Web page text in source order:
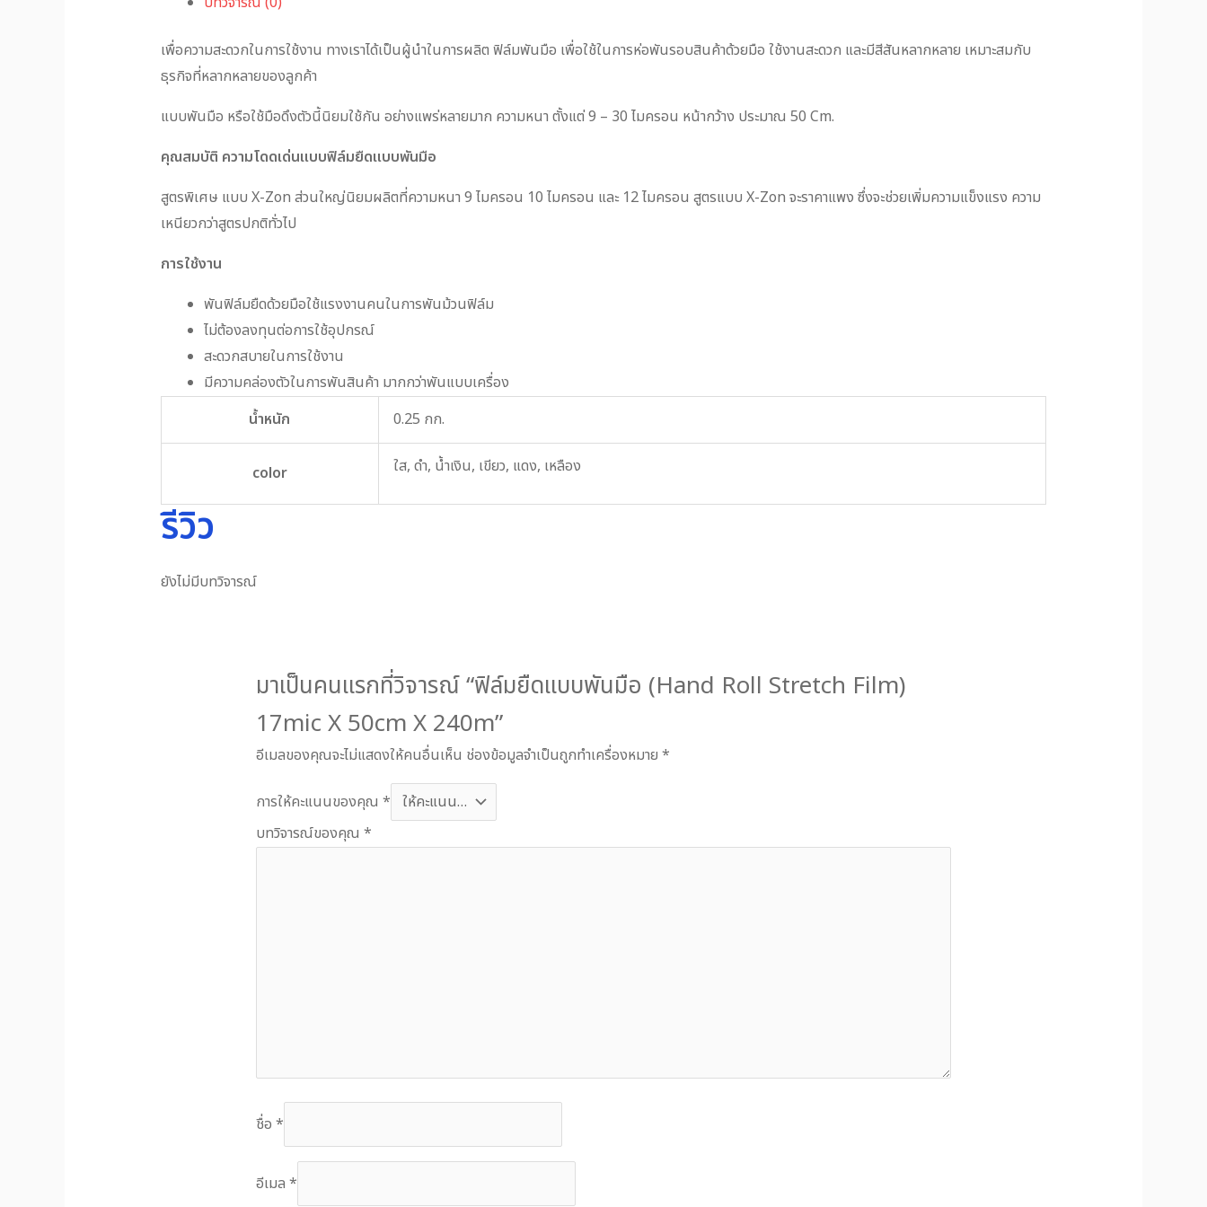
เพื่อความสะดวกในการใช้งาน ทางเราได้เป็นผู้นำในการผลิต ฟิล์มพันมือ เพื่อใช้ในการห่อพันรอบสินค้าด้วยมือ ใช้งานสะดวก และมีสีสันหลากหลาย เหมาะสมกับ
ธุรกิจที่หลากหลายของลูกค้า
แบบพันมือ หรือใช้มือดึงตัวนี้นิยมใช้กัน อย่างแพร่หลายมาก ความหนา ตั้งแต่ 9 – 30 ไมครอน หน้ากว้าง ประมาณ 50 Cm.
คุณสมบัติ ความโดดเด่นแบบฟิล์มยืดแบบพันมือ
สูตรพิเศษ แบบ X-Zon ส่วนใหญ่นิยมผลิตที่ความหนา 9 ไมครอน 10 ไมครอน และ 12 ไมครอน สูตรแบบ X-Zon จะราคาแพง ซึ่งจะช่วยเพิ่มความแข็งแรง ความ
เหนียวกว่าสูตรปกติทั่วไป
การใช้งาน
พันฟิล์มยืดด้วยมือใช้แรงงานคนในการพันม้วนฟิล์ม
ไม่ต้องลงทุนต่อการใช้อุปกรณ์
สะดวกสบายในการใช้งาน
มีความคล่องตัวในการพันสินค้า มากกว่าพันแบบเครื่อง
น้ำหนัก
0.25 กก.
color ใส, ดำ, น้ำเงิน, เขียว, แดง, เหลือง
รีวิว
ยังไม่มีบทวิจารณ์
มาเป็นคนแรกที่วิจารณ์ “ฟิล์มยืดแบบพันมือ (Hand Roll Stretch Film)
17mic X 50cm X 240m”
อีเมลของคุณจะไม่แสดงให้คนอื่นเห็น ช่องข้อมูลจำเป็นถูกทำเครื่องหมาย*
การให้คะแนนของคุณ*
บทวิจารณ์ของคุณ*
ชื่อ*
อีเมล*